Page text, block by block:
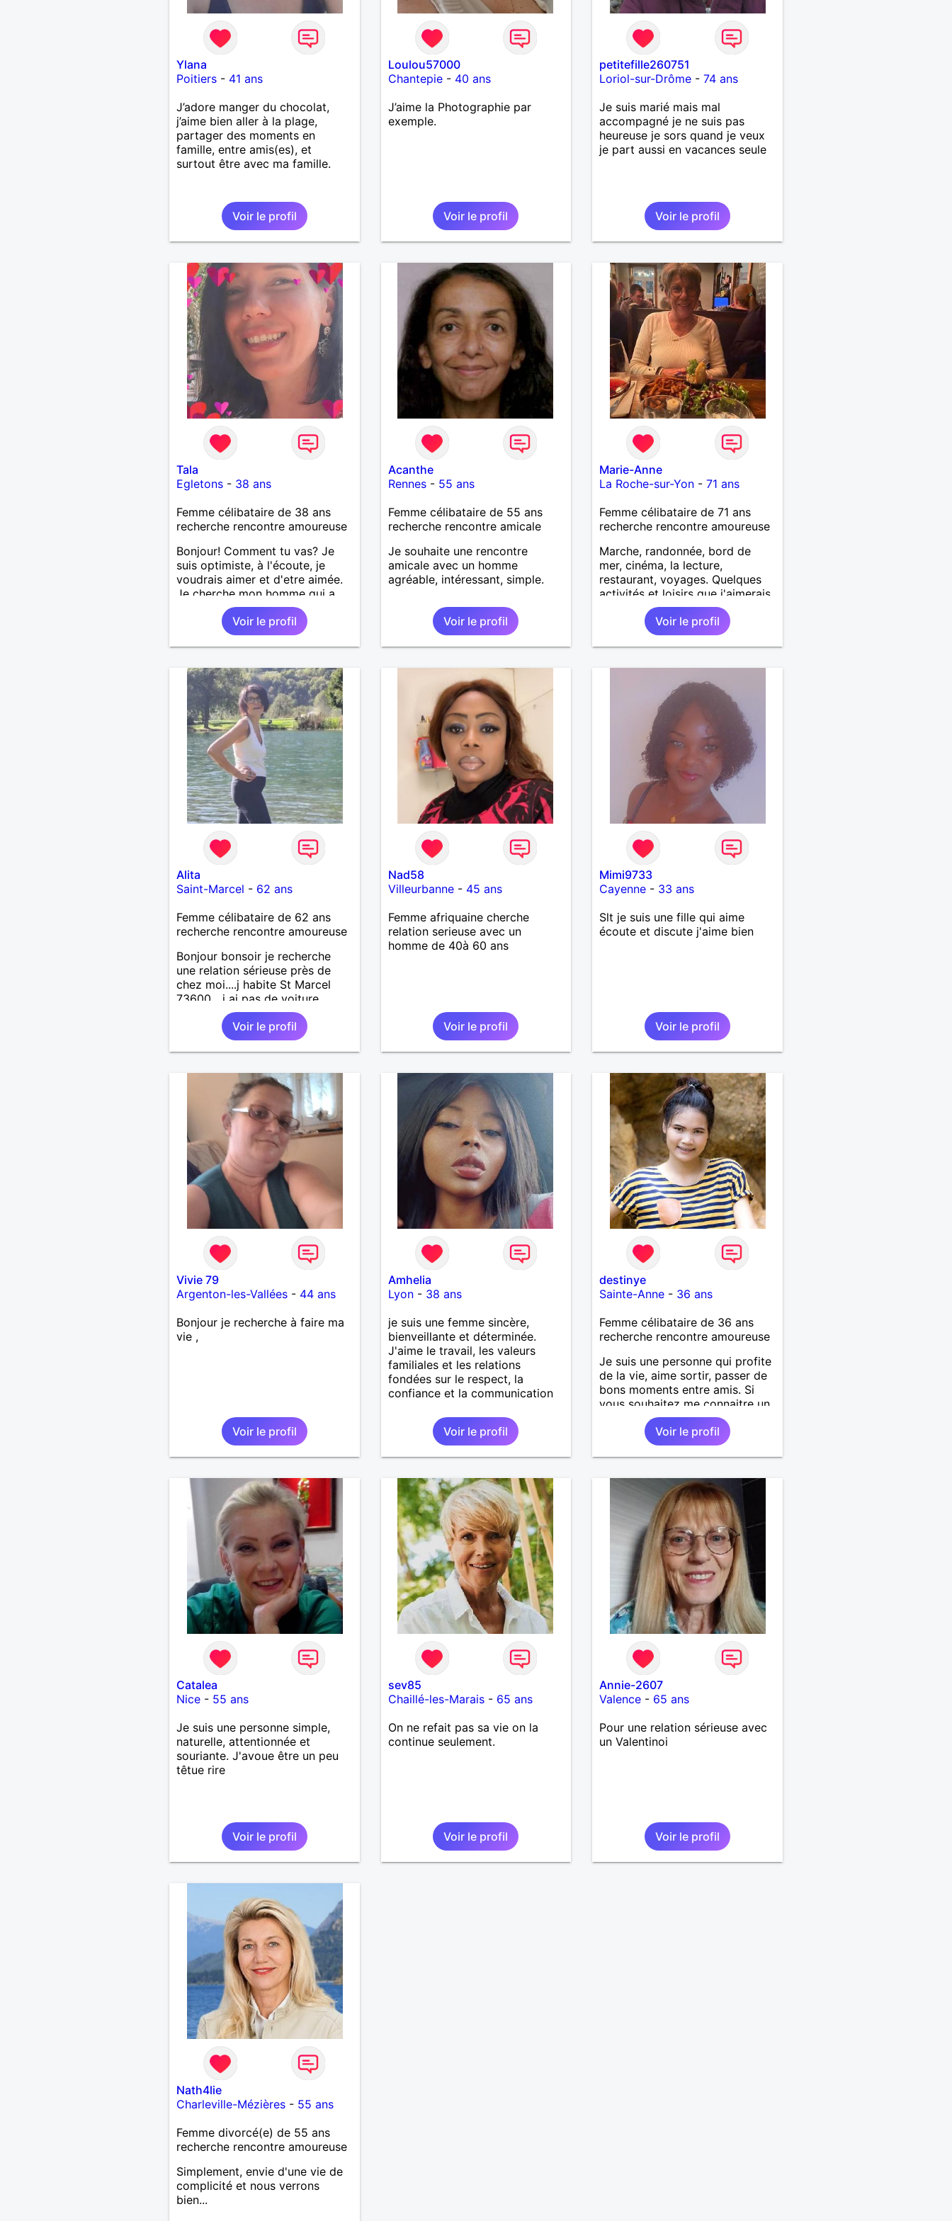
Ylana
Poitiers- 41 ans
J’adore manger du chocolat,
j’aime bien aller à la plage,
partager des moments en
famille, entre amis(es), et
surtout être avec ma famille.
Voir le profil
Loulou57000
Chantepie- 40 ans
J’aime la Photographie par
exemple.
Voir le profil
petitefille260751
Loriol-sur-Drôme -74 ans
Je suis marié mais mal
accompagné je ne suis pas
heureuse je sors quand je veux
je part aussi en vacances seule
Voir le profil
Tala
Egletons- 38 ans
Femme célibataire de 38 ans
recherche rencontre amoureuse
Bonjour! Comment tu vas? Je
suis optimiste, à l'écoute, je
voudrais aimer et d'etre aimée.
Je cherche mon homme qui a
38-48 ans. Aussi en Correse en
préférence ou dans son alentour
vu que je travaille en CDI et je
ne peux pas souvent voyager
monde.
Voir le profil
Acanthe
Rennes- 55 ans
Femme célibataire de 55 ans
recherche rencontre amicale
Je souhaite une rencontre
amicale avec un homme
agréable, intéressant, simple.
Voir le profil
Marie-Anne
La Roche-sur-Yon -71 ans
Femme célibataire de 71 ans
recherche rencontre amoureuse
Marche, randonnée, bord de
mer, cinéma, la lecture,
restaurant, voyages. Quelques
activités et loisirs que j'aimerais
partager ainsi que les vôtres.
Recevoir mes enfants, mes
petits-enfants et mes amis.
Bénévolat auprès des enfants à
indépendant... Se rencontrer,
être à l’écoute, échanger avec
une personne de confiance,
pour une vie de partage, de
tendresse. Les voyages et où
randonnées en France ou à
l'étranger à deux en dehors des
sentiers battus me raviraient. Je
m'engage à répondre à votre
message. Au plaisir de vous lire.
Voir le profil
Alita
Saint-Marcel - 62 ans
Femme célibataire de 62 ans
recherche rencontre amoureuse
Bonjour bonsoir je recherche
une relation sérieuse près de
chez moi....j habite St Marcel
73600....j ai pas de voiture
50km ... quelqu'un qui aurait
entre 55 et 64 ans...sans enfants
de préférence même adultes et
qui n aurait garder aucun
ex...si vous correspondez à ma
recherche ecrivez moi je vous
répondrai...
Voir le profil
Nad58
Villeurbanne- 45 ans
Femme afriquaine cherche
relation serieuse avec un
homme de 40à 60 ans
Voir le profil
Mimi9733
Cayenne - 33 ans
Slt je suis une fille qui aime
écoute et discute j'aime bien
Voir le profil
Vivie 79
Argenton-les-Vallées- 44 ans
Bonjour je recherche à faire ma
vie ,
Voir le profil
Amhelia
Lyon- 38 ans
je suis une femme sincère,
bienveillante et déterminée.
J'aime le travail, les valeurs
familiales et les relations
fondées sur le respect, la
confiance et la communication
Voir le profil
destinye
Sainte-Anne - 36 ans
Femme célibataire de 36 ans
recherche rencontre amoureuse
Je suis une personne qui profite
de la vie, aime sortir, passer de
bons moments entre amis. Si
vous souhaitez me connaitre un
peu plus contacter moi.
Voir le profil
Catalea
Nice- 55 ans
Je suis une personne simple,
naturelle, attentionnée et
souriante. J'avoue être un peu
têtue rire
Voir le profil
sev85
Chaillé-les-Marais- 65 ans
On ne refait pas sa vie on la
continue seulement.
Voir le profil
Annie-2607
Valence - 65 ans
Pour une relation sérieuse avec
un Valentinoi
Voir le profil
Nath4lie
Charleville-Mézières- 55 ans
Femme divorcé(e) de 55 ans
recherche rencontre amoureuse
Simplement, envie d'une vie de
complicité et nous verrons
bien...